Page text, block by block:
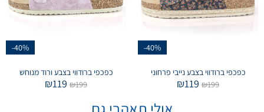
-40%
כפכפי ברודווי בצבע נייבי פרחוני
₪199
₪119
-40%
כפכפי ברודווי בצבע ורוד מנוחש
₪199
₪119